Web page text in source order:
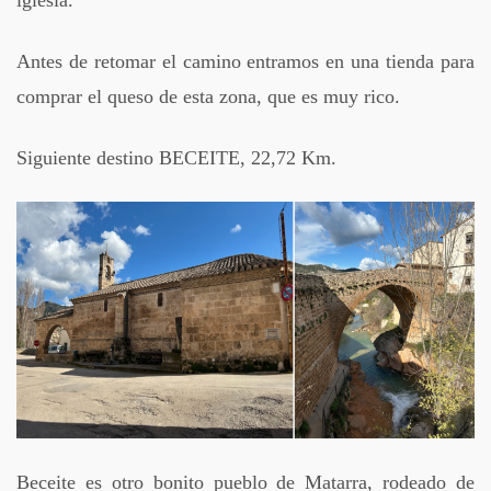
Antes de retomar el camino entramos en una tienda para
comprar el queso de esta zona, que es muy rico.
Siguiente destino BECEITE, 22,72 Km.
Beceite es otro bonito pueblo de Matarra, rodeado de